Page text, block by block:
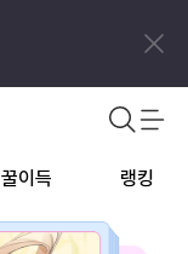
꿀이득 랭킹